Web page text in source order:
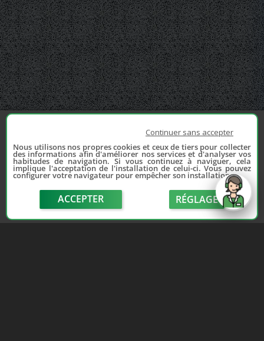
Continuer sans accepter
Nous utilisons nos propres cookies et ceux de tiers pour collecter
des informations afin d'améliorer nos services et d'analyser vos
habitudes de navigation. Si vous continuez à naviguer, cela
implique l'acceptation de l'installation de celui-ci. Vous pouvez
configurer votre navigateur pour empêcher son installation.
ACCEPTER RÉGLAGE